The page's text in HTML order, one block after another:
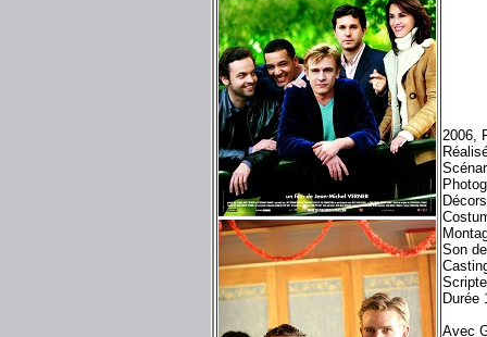
2006,
Son
Durée
Avec